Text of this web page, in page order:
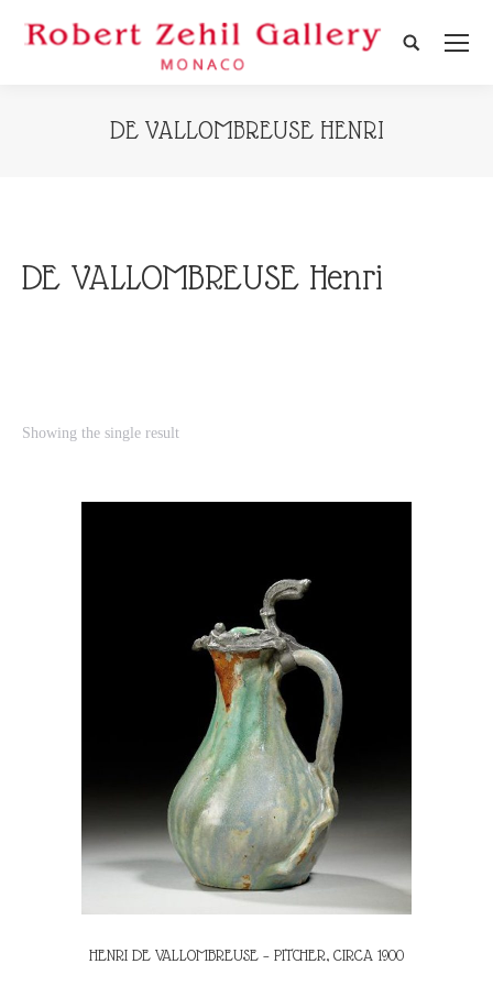
Search:
DE VALLOMBREUSE HENRI
DE VALLOMBREUSE Henri
Showing the single result
HENRI DE VALLOMBREUSE – PITCHER, CIRCA 1900